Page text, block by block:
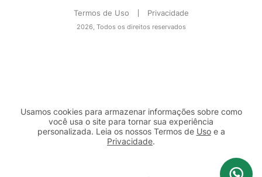
Termos de Uso Privacidade
2026, Todos os direitos reservados
Usamos cookies para armazenar informações sobre como
você usa o site para tornar sua experiência
personalizada. Leia os nossos Termos de Usoe a
Privacidade.